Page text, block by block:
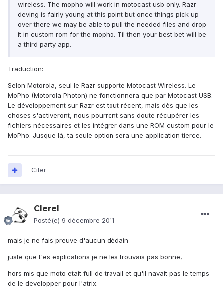
wireless. The mopho will work in motocast usb only. Razr
deving is fairly young at this point but once things pick up
over there we may be able to pull the needed files and drop
it in custom rom for the mopho. Til then your best bet will be
a third party app.
Traduction:
Selon Motorola, seul le Razr supporte Motocast Wireless. Le
MoPho (Motorola Photon) ne fonctionnera que par Motocast USB.
Le développement sur Razr est tout récent, mais dès que les
choses s'activeront, nous pourront sans doute récupérer les
fichiers nécessaires et les intégrer dans une ROM custom pour le
MoPho. Jusque là, ta seule option sera une application tierce.
Citer
Clerel
Posté(e) 9 décembre 2011
mais je ne fais preuve d'aucun dédain
juste que t'es explications je ne les trouvais pas bonne,
hors mis que moto etait full de travail et qu'il navait pas le temps
de le developper pour l'atrix.